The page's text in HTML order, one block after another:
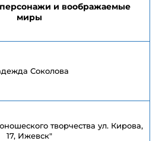
и воображаемые
миры
Соколова
творчества ул. Кирова,
17, Ижевск"